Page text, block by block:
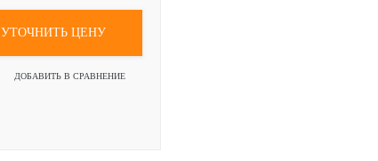
УТОЧНИТЬ ЦЕНУ
ДОБАВИТЬ В СРАВНЕНИЕ